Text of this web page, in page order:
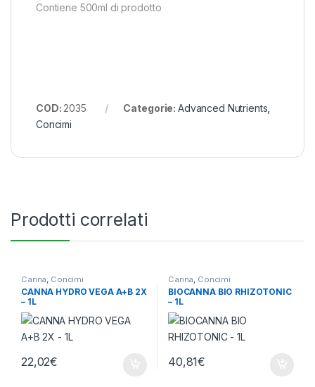
Contiene 500ml di prodotto
COD: 2035 Categorie: Advanced Nutrients
Concimi
Prodotti correlati
Canna Concimi
CANNA HYDRO VEGA A+B 2X
– 1L
22,02€
Canna Concimi
BIOCANNA BIO RHIZOTONIC
– 1L
40,81€